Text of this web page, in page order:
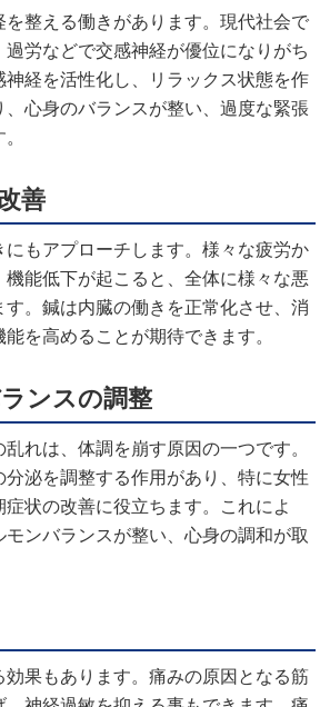
を整える働きがあります。現代社会で
労などで交感神経が優位になりがち
神経を活性化し、リラックス状態を作
、心身のバランスが整い、過度な緊張
善
にもアプローチします。様々な疲労か
機能低下が起こると、全体に様々な悪
。鍼は内臓の働きを正常化させ、消
を高めることが期待できます。
ンスの調整
れは、体調を崩す原因の一つです。
泌を調整する作用があり、特に女性
状の改善に役立ちます。これによ
モンバランスが整い、心身の調和が取
効果もあります。痛みの原因となる筋